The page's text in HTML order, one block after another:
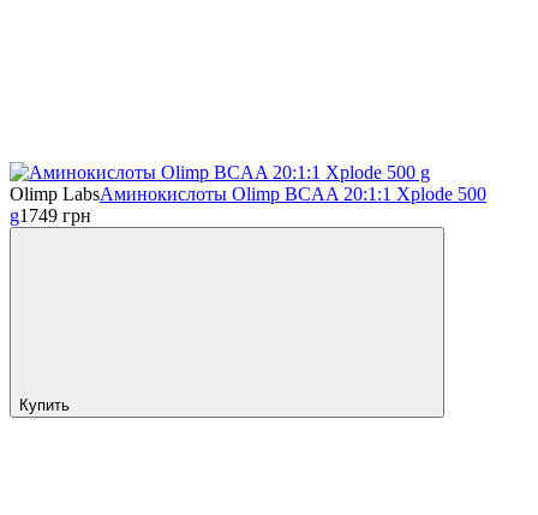
Olimp LabsАминокислоты Olimp BCAA 20:1:1 Xplode 500
g1749 грн
Купить